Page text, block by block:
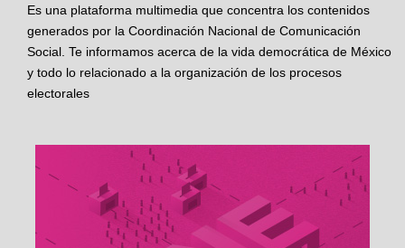
Es una plataforma multimedia que concentra los contenidos
generados por la Coordinación Nacional de Comunicación
Social. Te informamos acerca de la vida democrática de México
y todo lo relacionado a la organización de los procesos
electorales